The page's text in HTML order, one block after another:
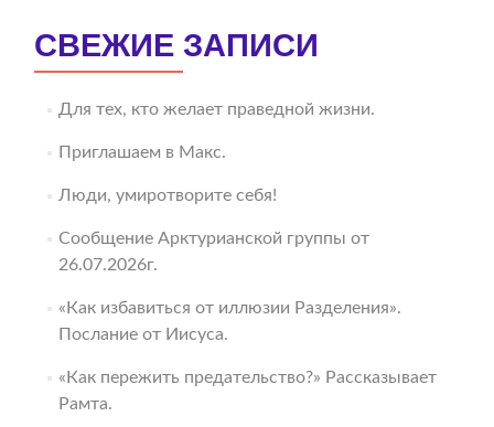
СВЕЖИЕ ЗАПИСИ
Для тех, кто желает праведной жизни.
Приглашаем в Макс.
Люди, умиротворите себя!
Сообщение Арктурианской группы от
26.07.2026г.
«Как избавиться от иллюзии Разделения».
Послание от Иисуса.
«Как пережить предательство?» Рассказывает
Рамта.